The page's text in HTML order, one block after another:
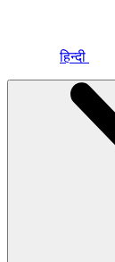
हिन्दी